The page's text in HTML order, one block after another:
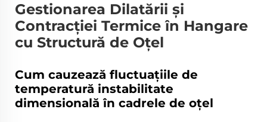
Gestionarea Dilatării și
Contracției Termice în Hangare
cu Structură de Oțel
Cum cauzează fluctuațiile de
temperatură instabilitate
dimensională în cadrele de oțel